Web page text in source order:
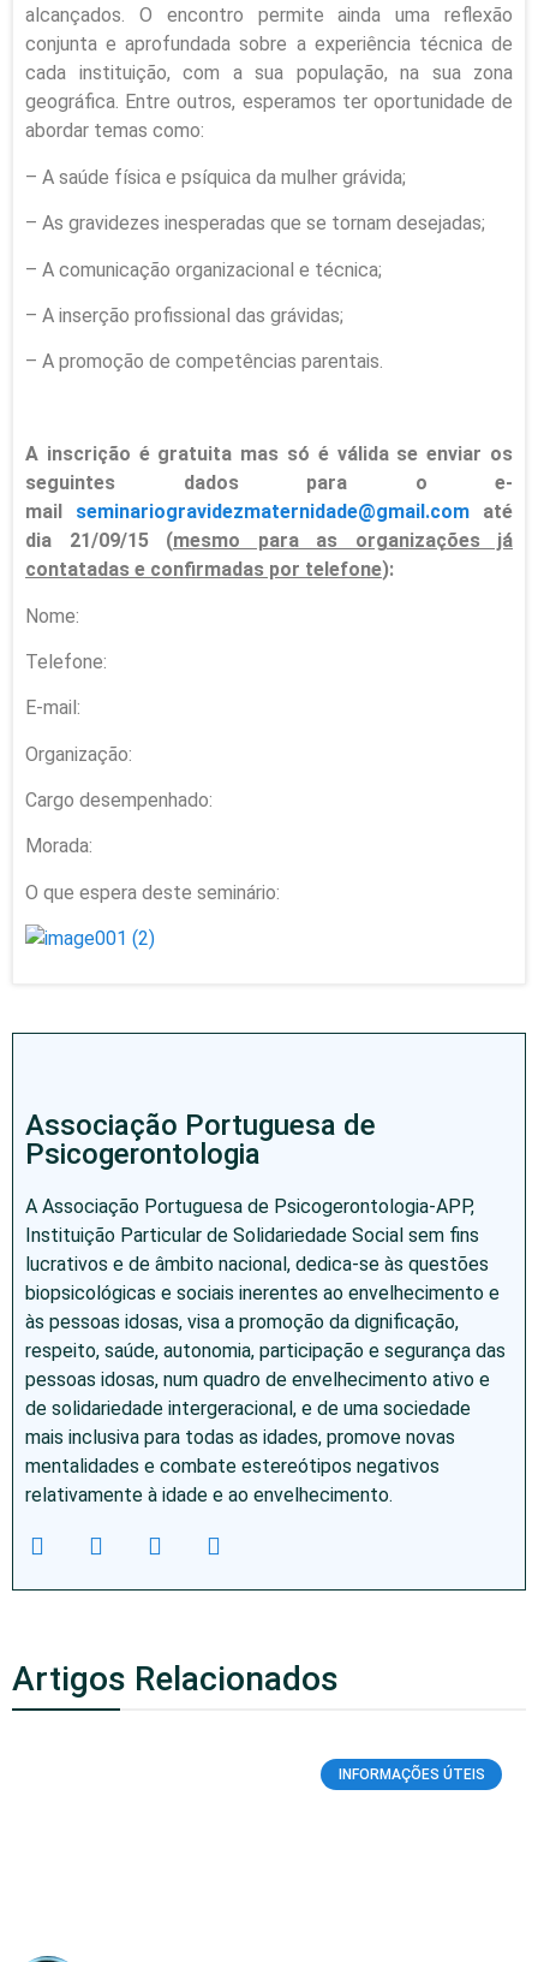
alcançados. O encontro permite ainda uma reflexão
conjunta e aprofundada sobre a experiência técnica de
cada instituição, com a sua população, na sua zona
geográfica. Entre outros, esperamos ter oportunidade de
abordar temas como:
– A saúde física e psíquica da mulher grávida;
– As gravidezes inesperadas que se tornam desejadas;
– A comunicação organizacional e técnica;
– A inserção profissional das grávidas;
– A promoção de competências parentais.
A inscrição é gratuita mas só é válida se enviar os
seguintes dados para o e-
mail seminariogravidezmaternidade@gmail.com até
dia 21/09/15 (mesmo para as organizações já
contatadas e confirmadas por telefone):
Nome:
Telefone:
E-mail:
Organização:
Cargo desempenhado:
Morada:
O que espera deste seminário:
Associação Portuguesa de
Psicogerontologia
A Associação Portuguesa de Psicogerontologia-APP,
Instituição Particular de Solidariedade Social sem fins
lucrativos e de âmbito nacional, dedica-se às questões
biopsicológicas e sociais inerentes ao envelhecimento e
às pessoas idosas, visa a promoção da dignificação,
respeito, saúde, autonomia, participação e segurança das
pessoas idosas, num quadro de envelhecimento ativo e
de solidariedade intergeracional, e de uma sociedade
mais inclusiva para todas as idades, promove novas
mentalidades e combate estereótipos negativos
relativamente à idade e ao envelhecimento.
Artigos Relacionados
INFORMAÇÕES ÚTEIS